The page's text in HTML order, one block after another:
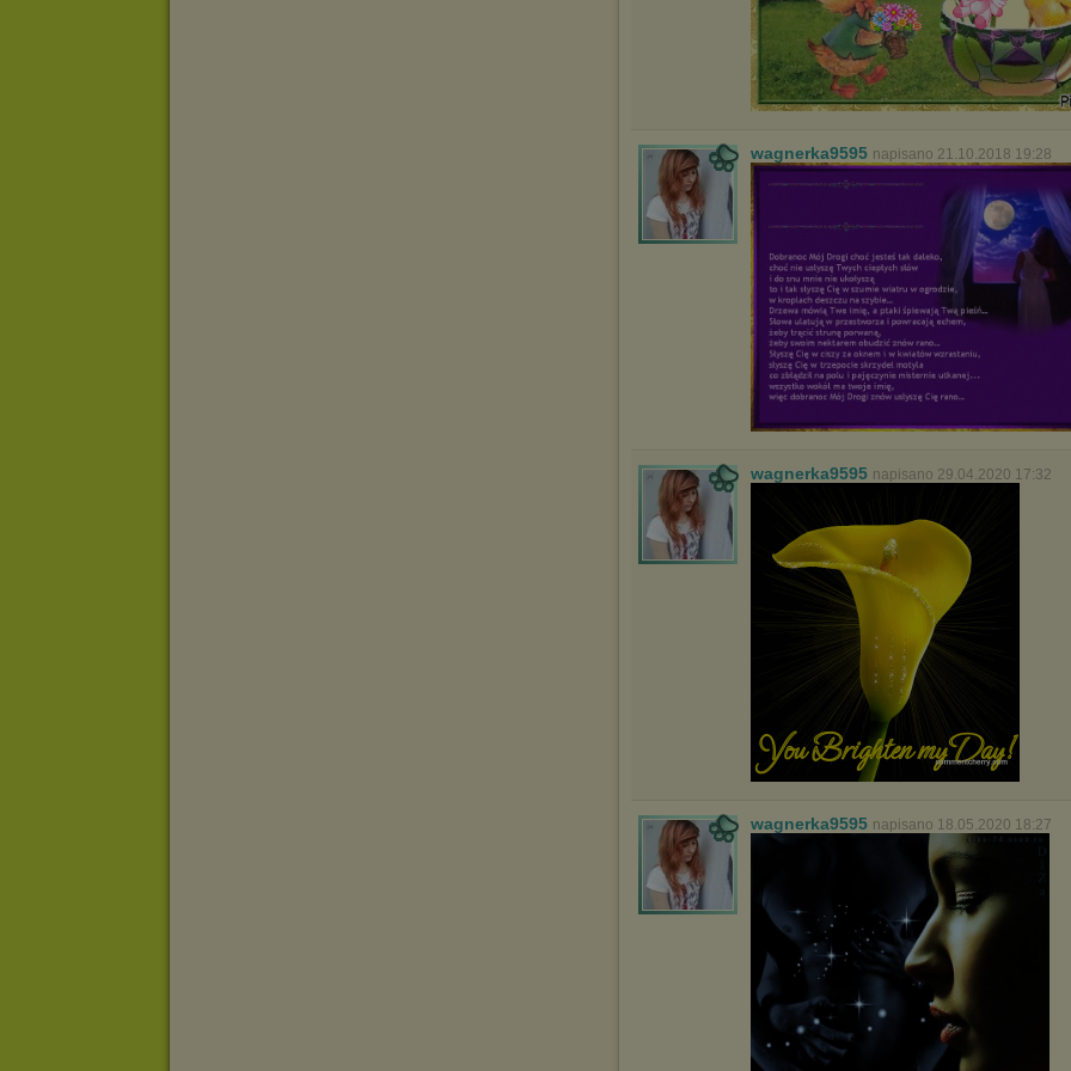
wagnerka9595 napisano 21.10.2018 19:28
wagnerka9595 napisano 29.04.2020 17:32
wagnerka9595 napisano 18.05.2020 18:27